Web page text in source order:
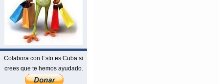
Colabora con Esto es Cuba si
crees que te hemos ayudado.